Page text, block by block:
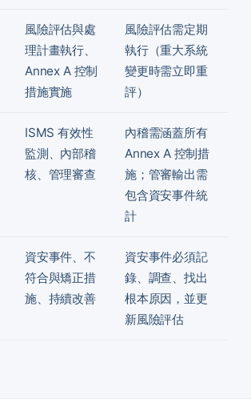
風險評估與處
理計畫執行、
Annex A 控制
措施實施
風險評估需定期
執行（重大系統
變更時需立即重
評）
ISMS 有效性
監測、內部稽
核、管理審查
內稽需涵蓋所有
Annex A 控制措
施；管審輸出需
包含資安事件統
計
資安事件、不
符合與矯正措
施、持續改善
資安事件必須記
錄、調查、找出
根本原因，並更
新風險評估